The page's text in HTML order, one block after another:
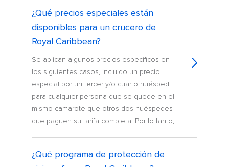
¿Qué precios especiales están
disponibles para un crucero de
Royal Caribbean?
Se aplican algunos precios específicos en
los siguientes casos, incluido un precio
especial por un tercer y/o cuarto huésped
para cualquier persona que se quede en el
mismo camarote que otros dos huéspedes
que paguen su tarifa completa. Por lo tanto,...
¿Qué programa de protección de